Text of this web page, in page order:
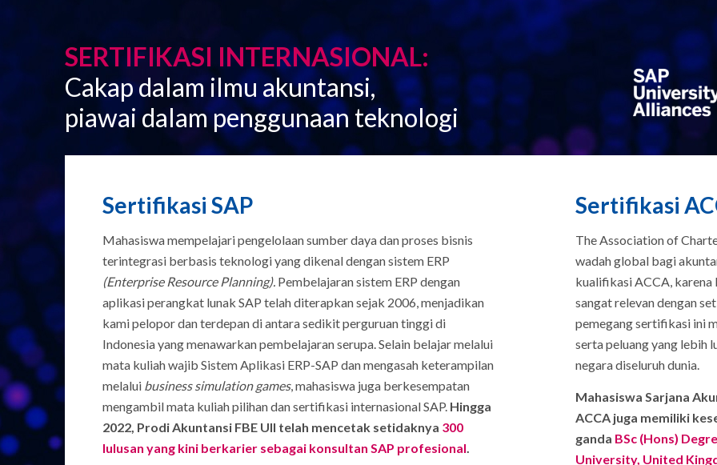
SERTIFIKASI INTERNASIONAL:
Cakap dalam ilmu akuntansi,
piawai dalam penggunaan teknologi
Sertifikasi SAP
Mahasiswa mempelajari pengelolaan sumber daya dan proses bisnis
terintegrasi berbasis teknologi yang dikenal dengan sistem ERP
(Enterprise Resource Planning). Pembelajaran sistem ERP dengan
aplikasi perangkat lunak SAP telah diterapkan sejak 2006, menjadikan
kami pelopor dan terdepan di antara sedikit perguruan tinggi di
Indonesia yang menawarkan pembelajaran serupa. Selain belajar melalui
mata kuliah wajib Sistem Aplikasi ERP-SAP dan mengasah keterampilan
melalui business simulation games, mahasiswa juga berkesempatan
mengambil mata kuliah pilihan dan sertifikasi internasional SAP. Hingga
2022, Prodi Akuntansi FBE UII telah mencetak setidaknya 300
lulusan yang kini berkarier sebagai konsultan SAP profesional.
Sertifikasi
The Association of
wadah global bagi
kualifikasi ACCA,
sangat relevan dengan
pemegang sertifikasi ini
serta peluang yang lebih
negara diseluruh dunia.
Mahasiswa Sarjana
ACCA juga memiliki
ganda BSc (Hons)
University, United